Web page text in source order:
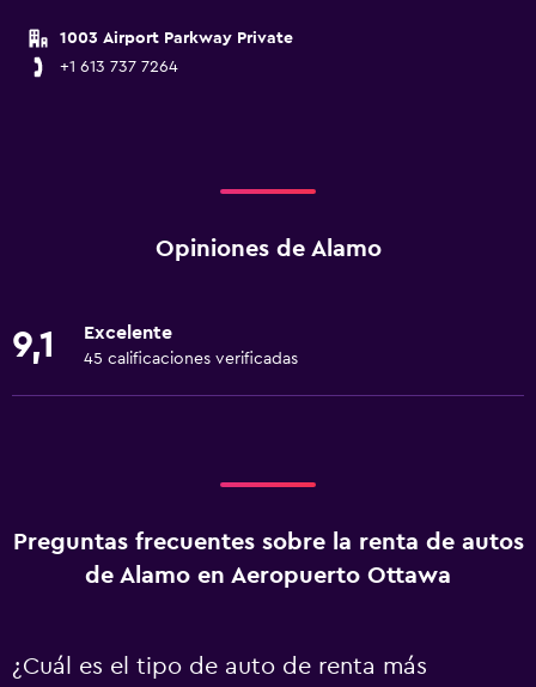
1003 Airport Parkway Private
+1 613 737 7264
Opiniones de Alamo
9,1 Excelente
45 calificaciones verificadas
Preguntas frecuentes sobre la renta de autos
de Alamo en Aeropuerto Ottawa
¿Cuál es el tipo de auto de renta más